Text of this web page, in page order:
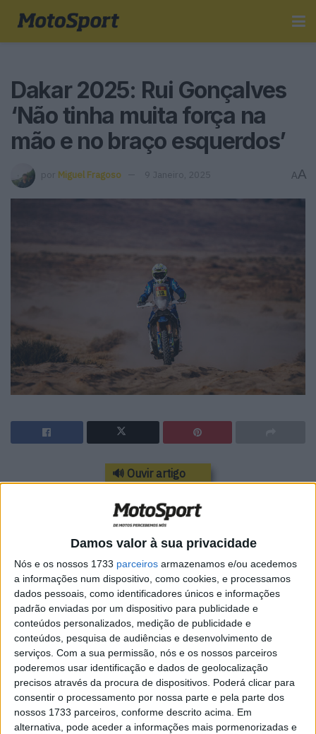
Damos valor à sua privacidade
Nós e os nossos 1733 parceiros armazenamos e/ou acedemos
a informações num dispositivo, como cookies, e processamos
dados pessoais, como identificadores únicos e informações
padrão enviadas por um dispositivo para publicidade e
conteúdos personalizados, medição de publicidade e
conteúdos, pesquisa de audiências e desenvolvimento de
serviços. Com a sua permissão, nós e os nossos parceiros
poderemos usar identificação e dados de geolocalização
precisos através da procura de dispositivos. Poderá clicar para
consentir o processamento por nossa parte e pela parte dos
nossos 1733 parceiros, conforme descrito acima. Em
alternativa, pode aceder a informações mais pormenorizadas e
Dakar 2025: Rui Gonçalves
‘Não tinha muita força na
mão e no braço esquerdos’
por Miguel Fragoso 9 Janeiro, 2025 AA
🔊 Ouvir artigo
A etapa 5 tinha um percurso de 492 km, de Alula a Hail,
incluindo 428 km de provas especiais. Rui Gonçalves foi
22º classificado. Na classificação geral, Rui ocupa o 19º
lugar, mas o 5º lugar de Rui Gonçalves demonstra a
capacidade da Sherco para competir em pé de igualdade
com marcas que investem dez vezes o orçamento no
Dakar.
Em declarações para a imprensa da Sherco, Rui
Gonçalves falou sobre a etapa maratona, antes do dia de
descanso.
– Ontem foi um dia muito bom; estou contente com o
resultado, 5º! Hoje, arranquei na frente, na 5ª posição,